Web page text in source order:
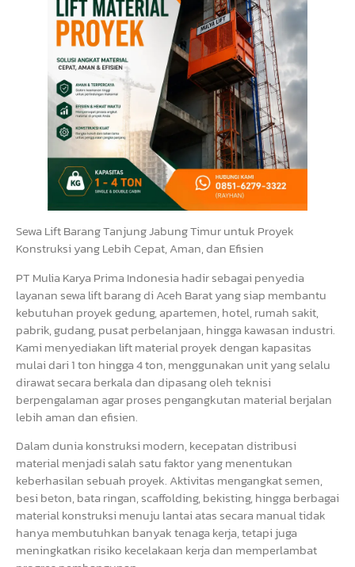
Sewa Lift Barang Tanjung Jabung Timur untuk Proyek
Konstruksi yang Lebih Cepat, Aman, dan Efisien
PT Mulia Karya Prima Indonesia hadir sebagai penyedia
layanan sewa lift barang di Aceh Barat yang siap membantu
kebutuhan proyek gedung, apartemen, hotel, rumah sakit,
pabrik, gudang, pusat perbelanjaan, hingga kawasan industri.
Kami menyediakan lift material proyek dengan kapasitas
mulai dari 1 ton hingga 4 ton, menggunakan unit yang selalu
dirawat secara berkala dan dipasang oleh teknisi
berpengalaman agar proses pengangkutan material berjalan
lebih aman dan efisien.
Dalam dunia konstruksi modern, kecepatan distribusi
material menjadi salah satu faktor yang menentukan
keberhasilan sebuah proyek. Aktivitas mengangkat semen,
besi beton, bata ringan, scaffolding, bekisting, hingga berbagai
material konstruksi menuju lantai atas secara manual tidak
hanya membutuhkan banyak tenaga kerja, tetapi juga
meningkatkan risiko kecelakaan kerja dan memperlambat